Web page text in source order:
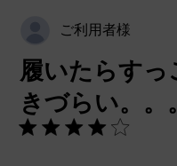
ご利用者様
履いたらす
きづらい。。